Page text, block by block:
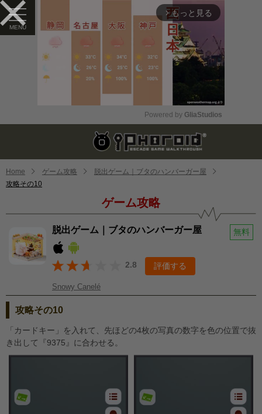
arrow_forward_ios もっと見る
Mute
Powered by GliaStudios
Home ゲーム攻略
脱出ゲーム｜ブタのハンバーガー屋
攻略その10
ゲーム攻略
脱出ゲーム｜ブタのハンバーガー屋 無料
2.8 評価する
Snowy Canelé
攻略その10
「カードキー」を入れて、先ほどの4枚の写真の数字を色の位置で抜
き出して『9375』に合わせる。